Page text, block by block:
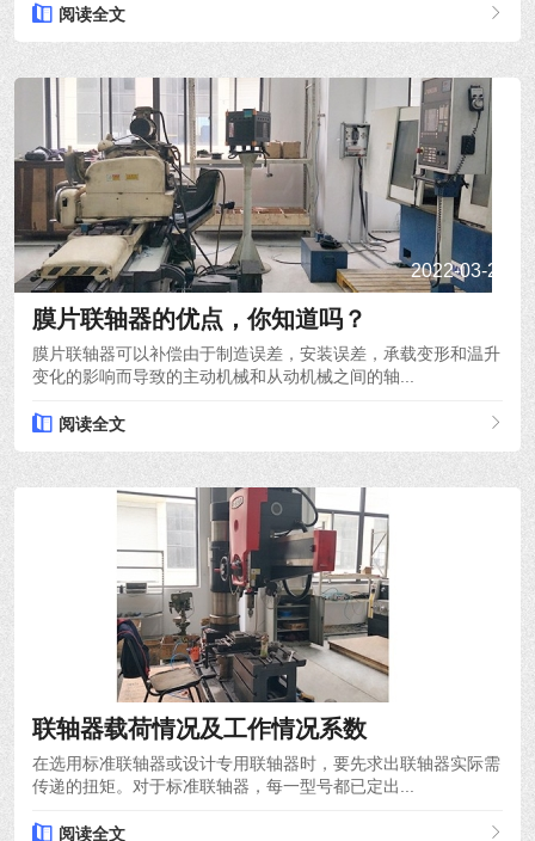
阅读全文
2022-03-24
膜片联轴器的优点，你知道吗？
膜片联轴器可以补偿由于制造误差，安装误差，承载变形和温升
变化的影响而导致的主动机械和从动机械之间的轴...
阅读全文
联轴器载荷情况及工作情况系数
在选用标准联轴器或设计专用联轴器时，要先求出联轴器实际需
传递的扭矩。对于标准联轴器，每一型号都已定出...
阅读全文